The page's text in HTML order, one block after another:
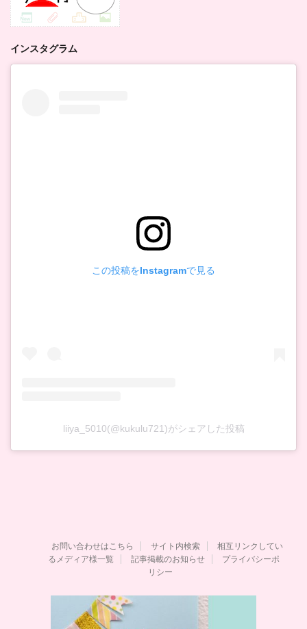
インスタグラム
この投稿をInstagramで見る
liiya_5010(@kukulu721)がシェアした投稿
お問い合わせはこちら サイト内検索
相互リンクしてい
るメディア様一覧
記事掲載のお知らせ
プライバシーポ
リシー